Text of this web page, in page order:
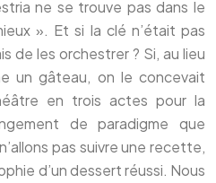
ne se trouve pas dans le
». Et si la clé n’était pas
de les orchestrer ? Si, au lieu
un gâteau, on le concevait
en trois actes pour la
de paradigme que
pas suivre une recette,
d’un dessert réussi. Nous